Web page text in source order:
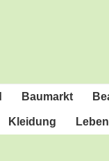
Bau­markt
Klei­dung